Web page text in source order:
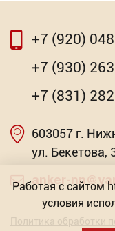
+7 (920)
+7 (930)
+7 (831)
603057 г.
ул. Бекетова,
anker-
Политика обработки
Работая с сайтом
условия